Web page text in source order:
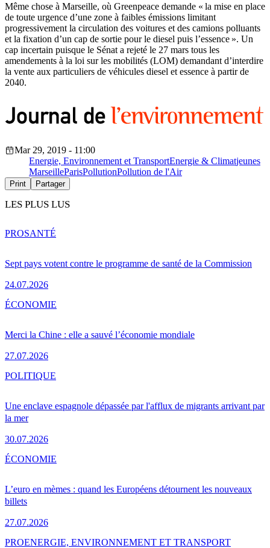
Même chose à Marseille, où Greenpeace demande « la mise en place
de toute urgence d’une zone à faibles émissions limitant
progressivement la circulation des voitures et des camions polluants
et la fixation d’un cap de sortie pour le diesel puis l’essence ». Un
cap incertain puisque le Sénat a rejeté le 27 mars tous les
amendements à la loi sur les mobilités (LOM) demandant d’interdire
la vente aux particuliers de véhicules diesel et essence à partir de
2040.
Mar 29, 2019 - 11:00
Energie, Environnement et TransportEnergie & Climatjeunes
MarseilleParisPollutionPollution de l'Air
Print Partager
LES PLUS LUS
Sept pays votent contre le programme de santé de la Commission
24.07.2026
PROSANTÉ
Merci la Chine : elle a sauvé l’économie mondiale
27.07.2026
ÉCONOMIE
Une enclave espagnole dépassée par l'afflux de migrants arrivant par
la mer
30.07.2026
POLITIQUE
L’euro en mèmes : quand les Européens détournent les nouveaux
billets
27.07.2026
ÉCONOMIE
PROENERGIE, ENVIRONNEMENT ET TRANSPORT